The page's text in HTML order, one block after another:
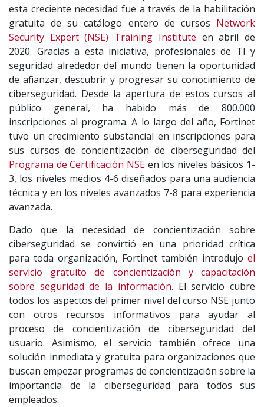
esta creciente necesidad fue a través de la habilitación
gratuita de su catálogo entero de cursos Network
Security Expert (NSE) Training Institute en abril de
2020. Gracias a esta iniciativa, profesionales de TI y
seguridad alrededor del mundo tienen la oportunidad
de afianzar, descubrir y progresar su conocimiento de
ciberseguridad. Desde la apertura de estos cursos al
público general, ha habido más de 800.000
inscripciones al programa. A lo largo del año, Fortinet
tuvo un crecimiento substancial en inscripciones para
sus cursos de concientización de ciberseguridad del
Programa de Certificación NSEen los niveles básicos 1-
3, los niveles medios 4-6 diseñados para una audiencia
técnica y en los niveles avanzados 7-8 para experiencia
avanzada.
Dado que la necesidad de concientización sobre
ciberseguridad se convirtió en una prioridad crítica
para toda organización, Fortinet también introdujo el
servicio gratuito de concientización y capacitación
sobre seguridad de la información. El servicio cubre
todos los aspectos del primer nivel del curso NSE junto
con otros recursos informativos para ayudar al
proceso de concientización de ciberseguridad del
usuario. Asimismo, el servicio también ofrece una
solución inmediata y gratuita para organizaciones que
buscan empezar programas de concientización sobre la
importancia de la ciberseguridad para todos sus
empleados.